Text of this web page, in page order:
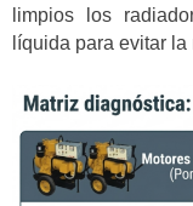
limpios los
líquida para evitar